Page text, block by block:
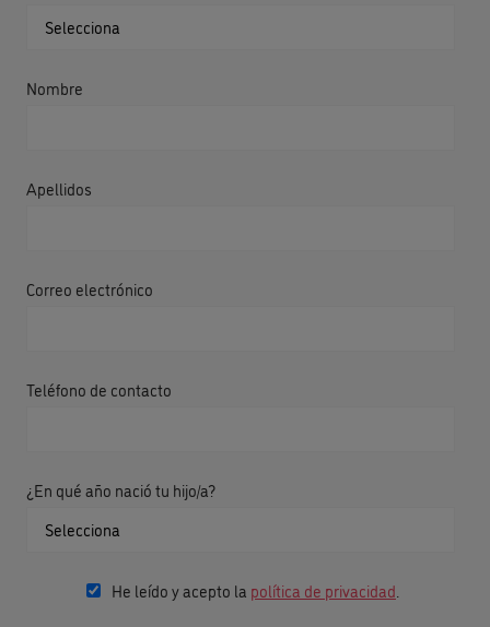
Nombre
Apellidos
Correo electrónico
Teléfono de contacto
¿En qué año nació tu hijo/a?
He leído y acepto la política de privacidad